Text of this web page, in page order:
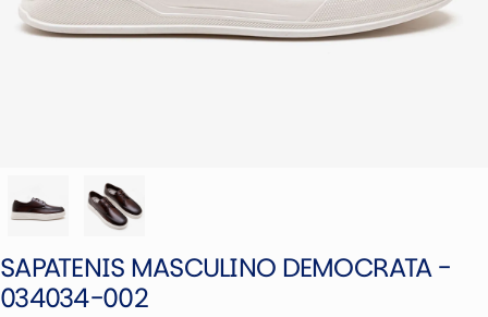
SAPATENIS MASCULINO DEMOCRATA -
034034-002